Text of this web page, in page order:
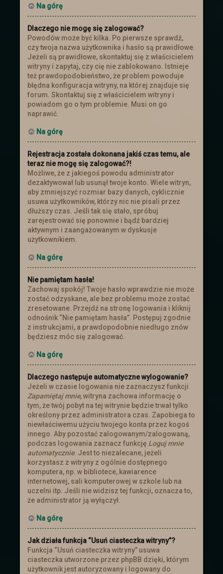
Na górę
Dlaczego nie mogę się zalogować?
Powodów może być kilka. Po pierwsze sprawdź,
czy twoja nazwa użytkownika i hasło są prawidłowe.
Jeżeli są prawidłowe, skontaktuj się z właścicielem
witryny i zapytaj, czy cię nie zablokowano. Istnieje
też prawdopodobieństwo, że problem powoduje
błędna konfiguracja witryny, na której znajduje się
forum. Skontaktuj się z właścicielem witryny i
powiadom go o tym problemie. Musi on go
naprawić.
Na górę
Rejestracja została dokonana jakiś czas temu, ale
teraz nie mogę się zalogować?!
Możliwe, że z jakiegoś powodu administrator
dezaktywował lub usunął twoje konto. Wiele witryn,
aby zmniejszyć rozmiar bazy danych, cyklicznie
usuwa użytkowników, którzy nic nie pisali przez
dłuższy czas. Jeśli tak się stało, spróbuj
zarejestrować się ponownie i bądź bardziej
aktywnym i zaangażowanym w dyskusje
użytkownikiem.
Na górę
Nie pamiętam hasła!
Zachowaj spokój! Twoje hasło wprawdzie nie może
zostać odzyskane, ale bez problemu może zostać
zresetowane. Przejdź na stronę logowania i kliknij
odnośnik “Nie pamiętam hasła”. Postępuj zgodnie
z instrukcjami, a prawdopodobnie niedługo znów
będziesz móc się zalogować.
Na górę
Dlaczego następuje automatyczne wylogowanie?
Jeżeli w czasie logowania nie zaznaczysz funkcji
Zapamiętaj mnie, witryna zachowa informację o
tym, że twój pobyt na tej witrynie będzie trwał tylko
określony przez administratora czas. Zapobiega to
niewłaściwemu użyciu twojego konta przez kogoś
innego. Aby pozostać zalogowanym/zalogowaną,
podczas logowania zaznacz funkcję Loguj mnie
automatycznie. Jest to niezalecane, jeżeli
korzystasz z witryny z ogólnie dostępnego
komputera, np. w bibliotece, kawiarence
internetowej, sali komputerowej w szkole lub na
uczelni itp. Jeśli nie widzisz tej funkcji, oznacza to,
że administrator ją wyłączył.
Na górę
Jak działa funkcja “Usuń ciasteczka witryny”?
Funkcja “Usuń ciasteczka witryny” usuwa
ciasteczka utworzone przez phpBB dzięki, którym
użytkownik jest autoryzowany i logowany do